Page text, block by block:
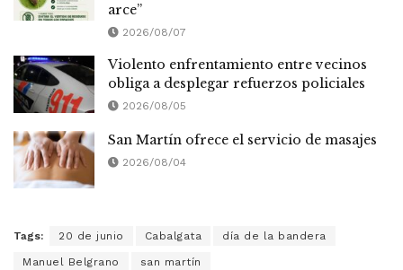
arce”
2026/08/07
Violento enfrentamiento entre vecinos
obliga a desplegar refuerzos policiales
2026/08/05
San Martín ofrece el servicio de masajes
2026/08/04
Tags: 20 de junio Cabalgata día de la bandera
Manuel Belgrano san martín